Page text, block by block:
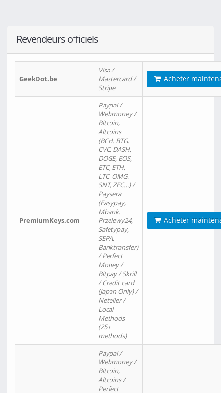
Revendeurs officiels
GeekDot.be
Visa /
Mastercard /
Stripe
Acheter
PremiumKeys.com
Paypal /
Webmoney /
Bitcoin,
Altcoins
(BCH, BTG,
CVC, DASH,
DOGE, EOS,
ETC, ETH,
LTC, OMG,
SNT, ZEC…) /
Paysera
(Easypay,
Mbank,
Przelewy24,
Safetypay,
SEPA,
Banktransfer)
/ Perfect
Money /
Bitpay / Skrill
/ Credit card
(Japan Only) /
Neteller /
Local
Methods
(25+
methods)
Acheter
Paypal /
Webmoney /
Bitcoin,
Altcoins /
Perfect